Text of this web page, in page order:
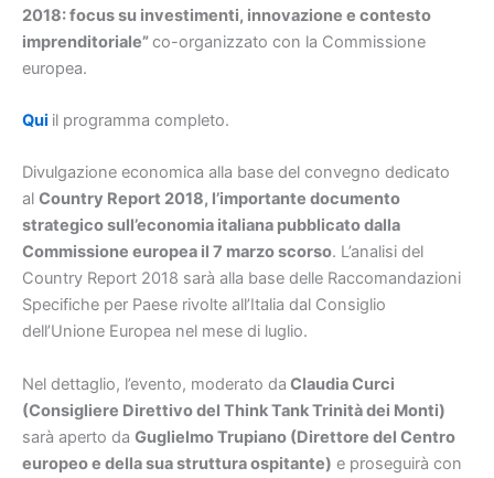
2018: focus su investimenti, innovazione e contesto
imprenditoriale”co-organizzato con la Commissione
europea.
Qui il programma completo.
Divulgazione economica alla base del convegno dedicato
al Country Report 2018, l’importante documento
strategico sull’economia italiana pubblicato dalla
Commissione europea il 7 marzo scorso. L’analisi del
Country Report 2018 sarà alla base delle Raccomandazioni
Specifiche per Paese rivolte all’Italia dal Consiglio
dell’Unione Europea nel mese di luglio.
Nel dettaglio, l’evento, moderato da Claudia Curci
(Consigliere Direttivo del Think Tank Trinità dei Monti)
sarà aperto da Guglielmo Trupiano (Direttore del Centro
europeo e della sua struttura ospitante) e proseguirà con